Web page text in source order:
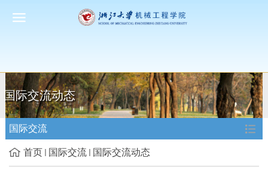
国际交流动态
国际交流
首页 国际交流 国际交流动态